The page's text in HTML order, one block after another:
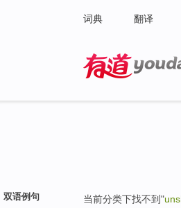
词典 翻译
双语例句 当前分类下找不到"